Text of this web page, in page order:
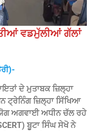
ਵਡਮੁੱਲੀਆਂ ਗੱਲਾਂ
ਦੇ ਮੁਤਾਬਕ ਜ਼ਿਲ੍ਹਾ
ਟ੍ਰੇਨਿੰਗ ਜ਼ਿਲ੍ਹਾ ਸਿੱਖਿਆ
ਅਗਵਾਈ ਅਧੀਨ ਚੱਲ ਰਹੇ
ਬੂਟਾ ਸਿੰਘ ਸੇਖੋ ਨੇ